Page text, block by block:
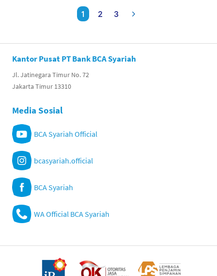
1 2 3
Kantor Pusat PT Bank BCA Syariah
Jl. Jatinegara Timur No. 72
Jakarta Timur 13310
Media Sosial
BCA Syariah Official
bcasyariah.official
BCA Syariah
WA Official BCA Syariah